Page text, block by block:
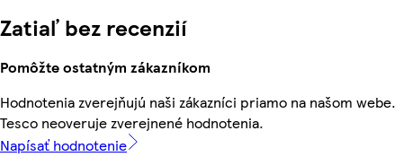
Zatiaľ bez recenzií
Pomôžte ostatným zákazníkom
Hodnotenia zverejňujú naši zákazníci priamo na našom webe.
Tesco neoveruje zverejnené hodnotenia.
Napísať hodnotenie